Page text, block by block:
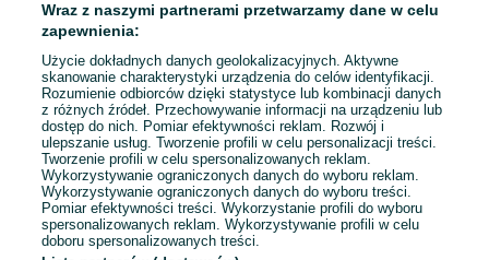
Częstochowa, Śródmieście
Pełny etat
Umowa o pracę
Doświadczenie nie jest wymagane
Pracownicy z Ukrainy: 🇺🇦 Запрошуємо людей з України
(Zapraszamy pracowników z Ukrainy)
Odświeżono dzisiaj o 08:54
Wraz z naszymi partnerami przetwarzamy dane w celu
zapewnienia:
Użycie dokładnych danych geolokalizacyjnych. Aktywne
skanowanie charakterystyki urządzenia do celów identyfikacji.
Rozumienie odbiorców dzięki statystyce lub kombinacji danych
z różnych źródeł. Przechowywanie informacji na urządzeniu lub
dostęp do nich. Pomiar efektywności reklam. Rozwój i
ulepszanie usług. Tworzenie profili w celu personalizacji treści.
Tworzenie profili w celu spersonalizowanych reklam.
Wykorzystywanie ograniczonych danych do wyboru reklam.
Wykorzystywanie ograniczonych danych do wyboru treści.
Pomiar efektywności treści. Wykorzystanie profili do wyboru
spersonalizowanych reklam. Wykorzystywanie profili w celu
doboru spersonalizowanych treści.